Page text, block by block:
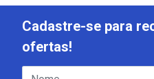
Cadastre-se para
ofertas!